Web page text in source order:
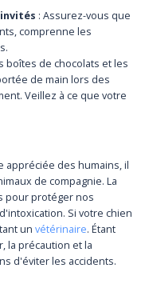
: Assurez-vous que
comprenne les
boîtes de chocolats et les
de main lors des
Veillez à ce que votre
appréciée des humains, il
de compagnie. La
pour protéger nos
Si votre chien
un vétérinaire. Étant
la précaution et la
d'éviter les accidents.